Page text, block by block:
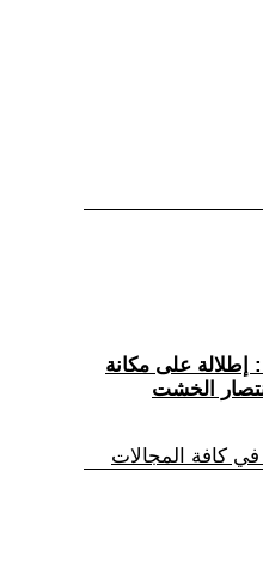
إطلالة على مكانة
الخشت
في كافة المجالات